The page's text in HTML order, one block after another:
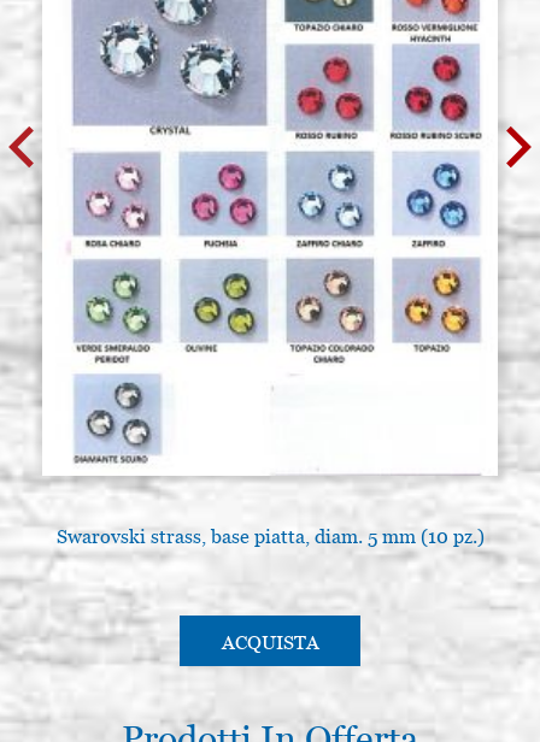
Swarovski strass, base piatta, diam. 5 mm (10 pz.)
ACQUISTA